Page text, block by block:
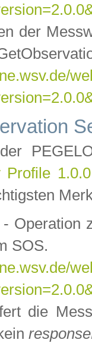
der
Profile
Operation
SOS.
die